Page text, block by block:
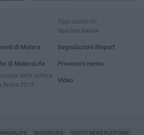
di Matera
di MateraLife
della cultura
Bruna 2016
Oggi cucino io!
Speciale Natale
Segnalazioni iReport
Previsioni meteo
Video
MATERALIFE GOCITY NEWS PLATFORM